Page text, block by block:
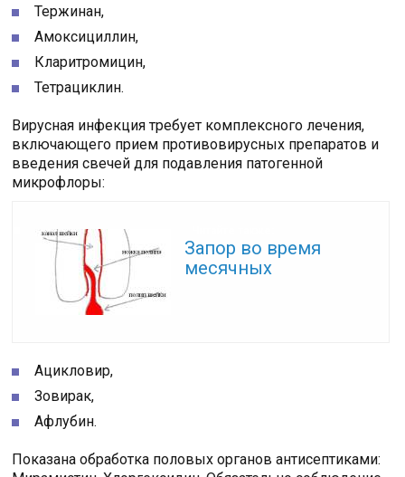
Тержинан,
Амоксициллин,
Кларитромицин,
Тетрациклин.
Вирусная инфекция требует комплексного лечения,
включающего прием противовирусных препаратов и
введения свечей для подавления патогенной
микрофлоры:
Запор во время
месячных
Ацикловир,
Зовирак,
Афлубин.
Показана обработка половых органов антисептиками: